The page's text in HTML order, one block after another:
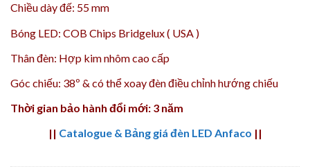
Chiều dày đế: 55 mm
Bóng LED: COB Chips Bridgelux ( USA )
Thân đèn: Hợp kim nhôm cao cấp
Góc chiếu: 38º & có thể xoay đèn điều chỉnh hướng chiếu
Thời gian bảo hành đổi mới: 3 năm
|| Catalogue & Bảng giá đèn LED Anfaco ||